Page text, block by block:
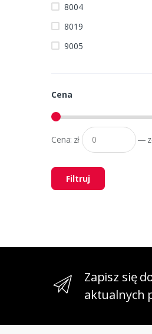
8004
8019
9005
Cena
Cena: zł —
Filtruj
Zapisz się
aktualnych